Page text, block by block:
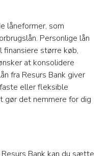
låneformer, som
Personlige lån
finansiere større køb,
at konsolidere
fra Resurs Bank giver
eller fleksible
gør det nemmere for dig